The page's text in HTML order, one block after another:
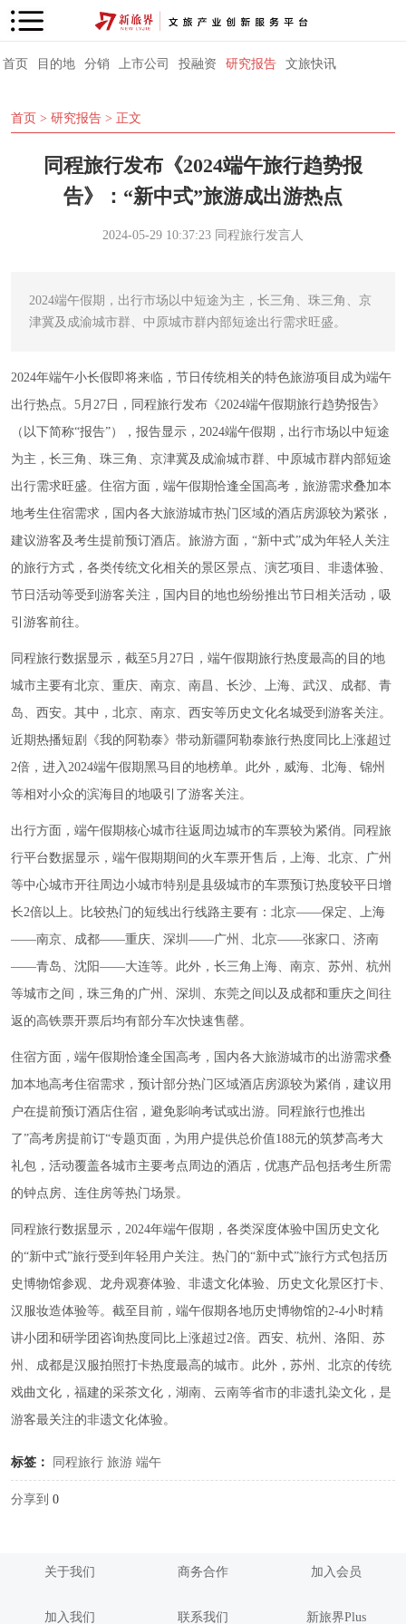
首页 目的地 分销 上市公司 投融资 研究报告 文旅快讯
首页 > 研究报告 > 正文
同程旅行发布《2024端午旅行趋势报
告》：“新中式”旅游成出游热点
2024-05-29 10:37:23 同程旅行发言人
2024端午假期，出行市场以中短途为主，长三角、珠三角、京
津冀及成渝城市群、中原城市群内部短途出行需求旺盛。
2024年端午小长假即将来临，节日传统相关的特色旅游项目成为端午
出行热点。5月27日，同程旅行发布《2024端午假期旅行趋势报告》
（以下简称“报告”），报告显示，2024端午假期，出行市场以中短途
为主，长三角、珠三角、京津冀及成渝城市群、 中原城市群内部短途
出行需求旺盛。住宿方面，端午假期恰逢全国高考，旅游需求叠加本
地考生住宿需求，国内各大旅游城市热门区域的酒店房源较为紧张，
建议游客及考生提前预订酒店。旅游方面，“新中式”成为年轻人关注
的旅行方式，各类传统文化相关的景区景点、演艺项目、非遗体验、
节日活动等受到游客关注，国内目的地也纷纷推出节日相关活动，吸
引游客前往。
同程旅行数据显示，截至5月27日，端午假期旅行热度最高的目的地
城市主要有北京、重庆、南京、南昌、长沙、上海、武汉、成都、青
岛、西安。其中，北京、南京、西安等历史文化名城受到游客关注。
近期热播短剧《我的阿勒泰》带动新疆阿勒泰旅行热度同比上涨超过
2倍，进入2024端午假期黑马目的地榜单。此外，威海、北海、锦州
等相对小众的滨海目的地吸引了游客关注。
出行方面，端午假期核心城市往返周边城市的车票较为紧俏。同程旅
行平台数据显示，端午假期期间的火车票开售后，上海、北京、广州
等中心城市开往周边小城市特别是县级城市的车票预订热度较平日增
长2倍以上。比较热门的短线出行线路主要有：北京——保定、上海
——南京、成都——重庆、深圳——广州、北京——张家口、济南
——青岛、沈阳——大连等。此外，长三角上海、南京、苏州、杭州
等城市之间，珠三角的广州、深圳、东莞之间以及成都和重庆之间往
返的高铁票开票后均有部分车次快速售罄。
住宿方面，端午假期恰逢全国高考，国内各大旅游城市的出游需求叠
加本地高考住宿需求，预计部分热门区域酒店房源较为紧俏，建议用
户在提前预订酒店住宿，避免影响考试或出游。同程旅行也推出
了”高考房提前订“专题页面，为用户提供总价值188元的筑梦高考大
礼包，活动覆盖各城市主要考点周边的酒店，优惠产品包括考生所需
的钟点房、连住房等热门场景。
同程旅行数据显示，2024年端午假期，各类深度体验中国历史文化
的“新中式”旅行受到年轻用户关注。热门的“新中式”旅行方式包括历
史博物馆参观、龙舟观赛体验、非遗文化体验、历史文化景区打卡、
汉服妆造体验等。截至目前，端午假期各地历史博物馆的2-4小时精
讲小团和研学团咨询热度同比上涨超过2倍。西安、杭州、洛阳、苏
州、成都是汉服拍照打卡热度最高的城市。此外，苏州、北京的传统
戏曲文化，福建的采茶文化，湖南、云南等省市的非遗扎染文化，是
游客最关注的非遗文化体验。
标签： 同程旅行 旅游 端午
分享到 0
关于我们
加入我们
商务合作
联系我们
加入会员
新旅界Plus